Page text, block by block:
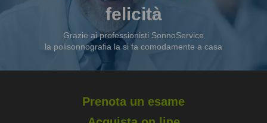
felicità
Grazie ai professionisti SonnoService
la polisonnografia la si fa comodamente a casa
Prenota un esame